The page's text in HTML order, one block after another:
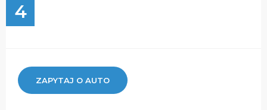
4
ZAPYTAJ O AUTO